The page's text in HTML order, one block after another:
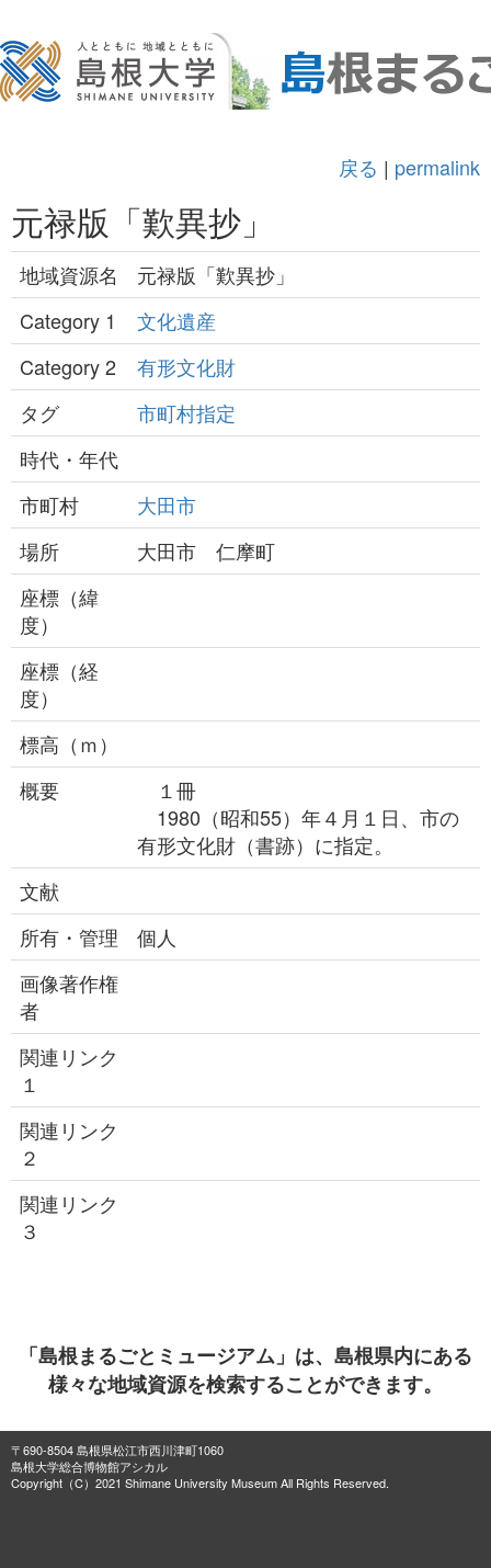
戻る | permalink
元禄版「歎異抄」
地域資源名
元禄版「歎異抄」
Category 1
文化遺産
Category 2
有形文化財
タグ
市町村指定
時代・年代
市町村
大田市
場所
大田市 仁摩町
座標（緯
度）
座標（経
度）
標高（ｍ）
概要
１冊
1980（昭和55）年４月１日、市の
有形文化財（書跡）に指定。
文献
所有・管理
個人
画像著作権
者
関連リンク
１
関連リンク
２
関連リンク
３
「島根まるごとミュージアム」は、島根県内にある
様々な地域資源を検索することができます。
〒690-8504 島根県松江市西川津町1060
島根大学総合博物館アシカル
Copyright（C）2021 Shimane University Museum All Rights Reserved.